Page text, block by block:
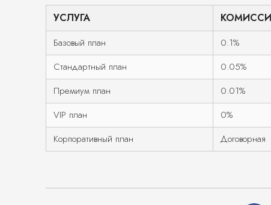
УСЛУГА
Базовый план 0.1%
Стандартный план
0.05%
Премиум план
0.01%
VIP план
0%
Корпоративный план
Договорная